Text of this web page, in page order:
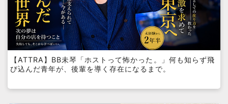
【ATTRA】BB未琴「ホストって怖かった。」何も知らず飛
び込んだ青年が、後輩を導く存在になるまで。